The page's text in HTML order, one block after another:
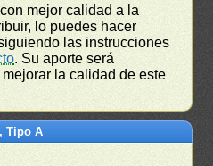
mejor calidad a la
lo puedes hacer
las instrucciones
. Su aporte será
la calidad de este
Tipo A